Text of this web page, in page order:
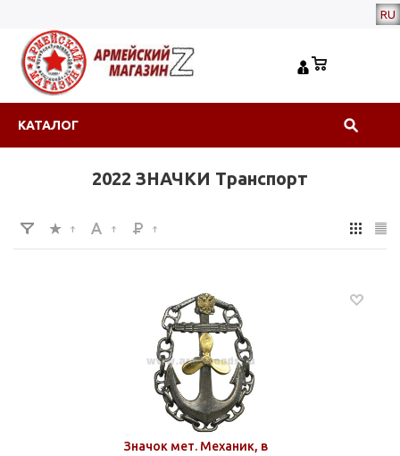
RU
КАТАЛОГ
2022 ЗНАЧКИ Транспорт
Значок мет. Механик, в